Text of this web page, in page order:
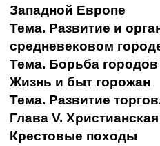
Западной Европе
Тема. Развитие и
средневековом
Тема. Борьба
Жизнь и быт горожан
Тема. Развитие
Глава V.
Крестовые походы